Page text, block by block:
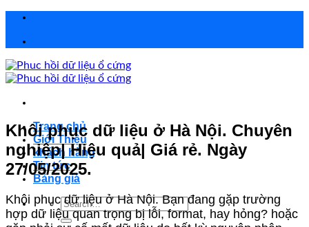
Chuyển
Trang chủ
Giới Thiệu
khách hàng
Tin tức
Bảng giá
Search
for:
Khôi phục dữ liệu ở Hà Nội. Chuyên
nghiệp| Hiệu quả| Giá rẻ. Ngày
27/05/2025.
Khôi phục dữ liệu ở Hà Nội. Bạn đang gặp trường
hợp dữ liệu quan trọng bị lỗi, format, hay hỏng? hoặc